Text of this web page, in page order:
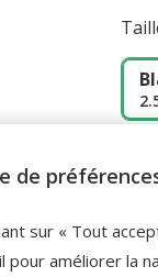
-
de
sur « Tout
pour améliorer la